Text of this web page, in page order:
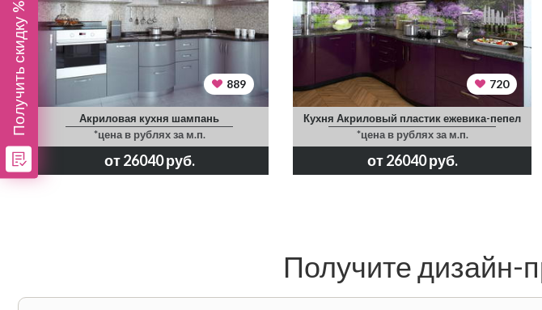
Получить скидку % 889
Акриловая кухня шампань
*цена в рублях за м.п.
от 26040 руб.
720
Кухня Акриловый пластик ежевика-пепел
*цена в рублях за м.п.
от 26040 руб.
Получите